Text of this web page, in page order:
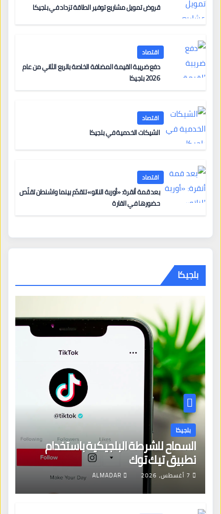
قروض تمويل مشاريع توفير الطاقة تزداد في بلجيكا
اقتصاد
دفع ضريبة القيمة المضافة الخاصة بالربع الثاني من عام
2026 بلجيكا
اقتصاد
الشيكات الخدمية في بلجيكا
اقتصاد
بعد قمة أنقرة: «أوربة الناتو» تتقدّم بينما واشنطن تقلّص
حضورها في القارة
بلجيكا
بلجيكا
السماح للشرطة البلجيكية باستخدام
تطبيق تيك توك
7 أغسطس، 2026 ALMADAR